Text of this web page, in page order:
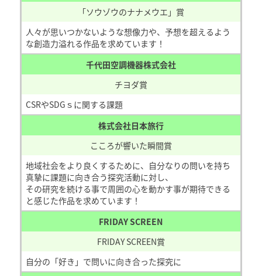
「ソウゾウのナナメウエ」賞
人々が思いつかないような想像力や、予想を超えるよう
な創造力溢れる作品を求めています！
千代田空調機器株式会社
チヨダ賞
CSRやSDGｓに関する課題
株式会社日本旅行
こころが響いた瞬間賞
地域社会をより良くするために、自分なりの問いを持ち
真摯に課題に向き合う探究活動に対し、
その研究を続ける事で周囲の心を動かす事が期待できる
と感じた作品を求めています！
FRIDAY SCREEN
FRIDAY SCREEN賞
自分の「好き」で問いに向き合った探究に